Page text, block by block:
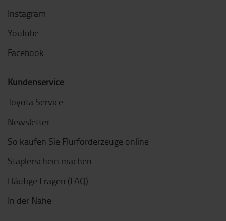
Instagram
YouTube
Facebook
Kundenservice
Toyota Service
Newsletter
So kaufen Sie Flurförderzeuge online
Staplerschein machen
Häufige Fragen (FAQ)
In der Nähe